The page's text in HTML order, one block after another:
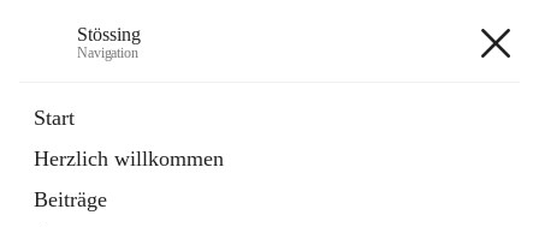
Stössing
Navigation
Start
Herzlich willkommen
Beiträge
Datei
in